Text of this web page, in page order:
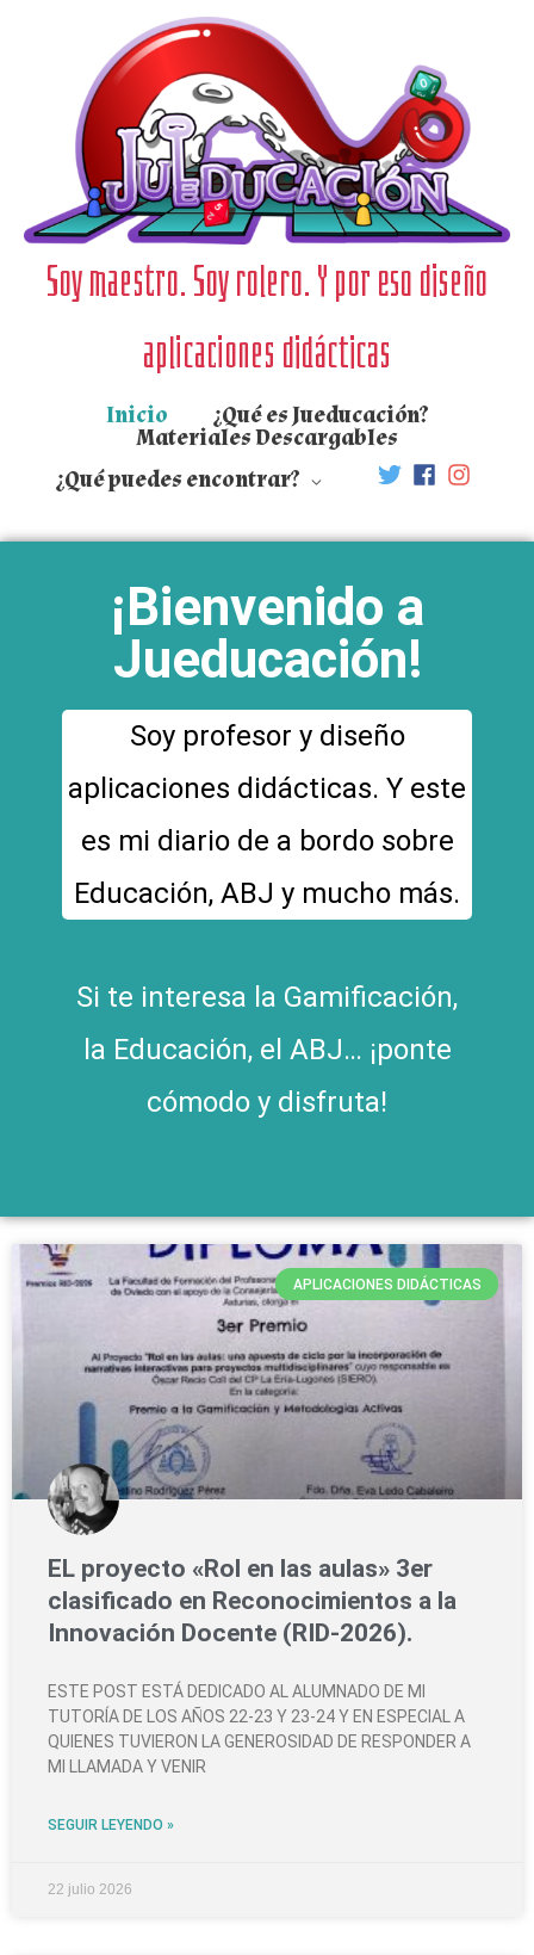
Soy maestro. Soy rolero. Y por eso diseño
aplicaciones didácticas
Inicio ¿Qué es Jueducación?
Materiales Descargables
¿Qué puedes encontrar?
¡Bienvenido a
Jueducación!
Soy profesor y diseño
aplicaciones didácticas. Y este
es mi diario de a bordo sobre
Educación, ABJ y mucho más.
Si te interesa la Gamificación,
la Educación, el ABJ… ¡ponte
cómodo y disfruta!
APLICACIONES DIDÁCTICAS
EL proyecto «Rol en las aulas» 3er
clasificado en Reconocimientos a la
Innovación Docente (RID-2026).
ESTE POST ESTÁ DEDICADO AL ALUMNADO DE MI
TUTORÍA DE LOS AÑOS 22-23 Y 23-24 Y EN ESPECIAL A
QUIENES TUVIERON LA GENEROSIDAD DE RESPONDER A
MI LLAMADA Y VENIR
SEGUIR LEYENDO »
22 julio 2026
PáginaPáginaPágina Página